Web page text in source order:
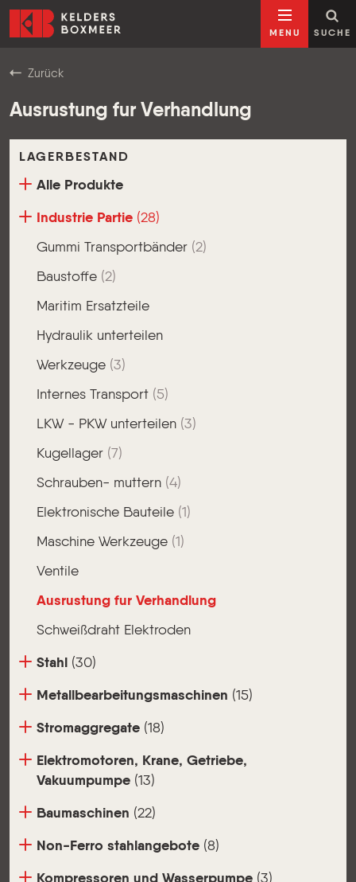
Zum Inhalt springen
Kelders Boxmeer
MENU SUCHE
Zurück
Ausrustung fur Verhandlung
LAGERBESTAND
Alle Produkte
Industrie Partie (28)
Gummi Transportbänder (2)
Baustoffe (2)
Maritim Ersatzteile
Hydraulik unterteilen
Werkzeuge (3)
Internes Transport (5)
LKW - PKW unterteilen (3)
Kugellager (7)
Schrauben- muttern (4)
Elektronische Bauteile (1)
Maschine Werkzeuge (1)
Ventile
Ausrustung fur Verhandlung
Schweißdraht Elektroden
Stahl (30)
Metallbearbeitungsmaschinen (15)
Stromaggregate (18)
Elektromotoren, Krane, Getriebe,
Vakuumpumpe (13)
Baumaschinen (22)
Non-Ferro stahlangebote (8)
Kompressoren und Wasserpumpe (3)